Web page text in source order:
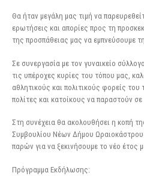
Θα ήταν μεγάλη μας τιμή να
ερωτήσεις και απορίες προς τη
της προσπάθειας μας να εμπνεύσουμε
Σε συνεργασία με τον γυναικείο
τις υπέροχες κυρίες του τόπου μας,
αθλητικούς και πολιτικούς φορείς
πολίτες και κατοίκους να παραστούν
Στη συνέχεια θα ακολουθήσει η κοπή
Συμβουλίου Νέων Δήμου
παρών για να ξεκινήσουμε το νέο έτος
Πρόγραμμα Εκδήλωσης: